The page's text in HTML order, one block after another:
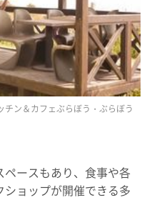
ン＆カフェぶらぼう・ぶらぼう
ースもあり、食事や各
ョップが開催できる多